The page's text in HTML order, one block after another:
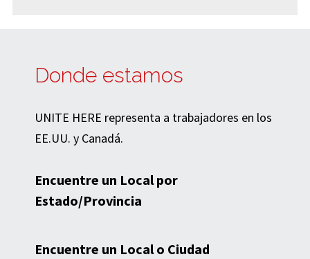
Donde estamos
UNITE HERE representa a trabajadores en los
EE.UU. y Canadá.
Encuentre un Local por
Estado/Provincia
Encuentre un Local o Ciudad